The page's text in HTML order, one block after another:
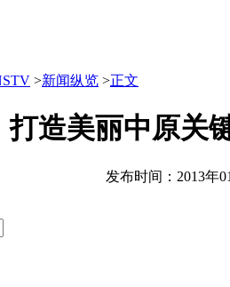
>新闻纵览 >正文
打造美丽中原关
发布时间：2013年